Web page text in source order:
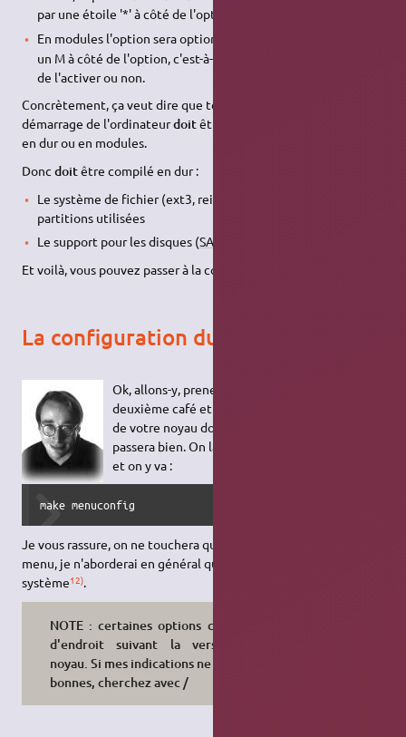
par une étoile '*' à côté de l'option
En modules l'option sera optionnelle
un M à côté de l'option, c'est-à-dire que vous pourrez choisir
de l'activer ou non.
Concrètement, ça veut dire que tout ce qui est nécessaire au
démarrage de l'ordinateurdoitêtre compilé en dur. Et le reste
en dur ou en modules.
Doncdoitêtre compilé en dur :
Le système de fichier (ext3, reiserfs par exemple) des
partitions utilisées
Le support pour les disques (SATA
Et voilà, vous pouvez passer à la configuration proprement dite.
La configuration du noyau
Ok, allons-y, prenez une pause, un café, un
deuxième café et une sieste. C'est la partie clef
de votre noyau donc restez vigilants et tout se
passera bien. On lance la commande magique
et on y va :
make menuconfig
Je vous rassure, on ne touchera qu'à quelques options dans le
menu, je n'aborderai en général que les options vitales pour le
système12).
NOTE : certaines options changent
d'endroit suivant la version du
noyau. Si mes indications ne sont pas
bonnes, cherchez avec /